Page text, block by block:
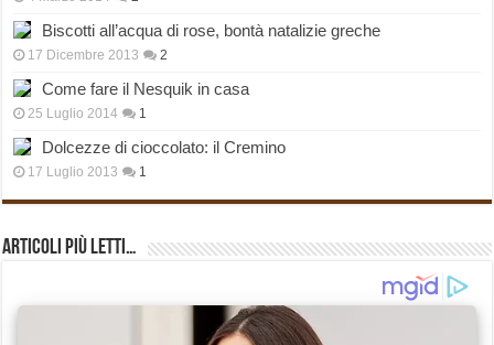
Biscotti all’acqua di rose, bontà natalizie greche
17 Dicembre 2013 2
Come fare il Nesquik in casa
25 Luglio 2014 1
Dolcezze di cioccolato: il Cremino
17 Luglio 2013 1
Articoli più Letti…